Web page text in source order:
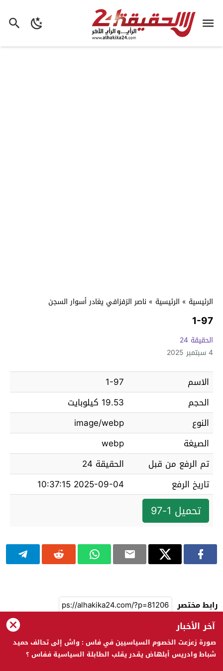
الرئيسية » الرئيسية » ناصر الزفزافي يغادر أسوار السجن
1-97
الحقيقة 24
4 سبتمبر 2025
الاسم
1-97
الحجم
19.53 كيلوبايت
النوع
image/webp
الصيغة
webp
تم الرفع من قبل
الحقيقة 24
تاريخ الرفع
2025-09-04 10:37:15
تحميل 1-97
رابط مختصر
الحقيقة 24 © 2023 جميع الحقوق محفوظة
آخر الأخبار
صورة زعزعت الخصوم السياسيين في فاس : واش إلى تحالف حميد
شباط وادريس أبلهاض يقدر يقلب الطابلة السياسية ففاس ؟